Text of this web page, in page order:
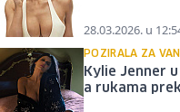
28.03.2026. u
POZIRALA ZA
Kylie Jenner
a rukama